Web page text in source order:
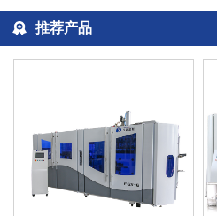
推荐产品